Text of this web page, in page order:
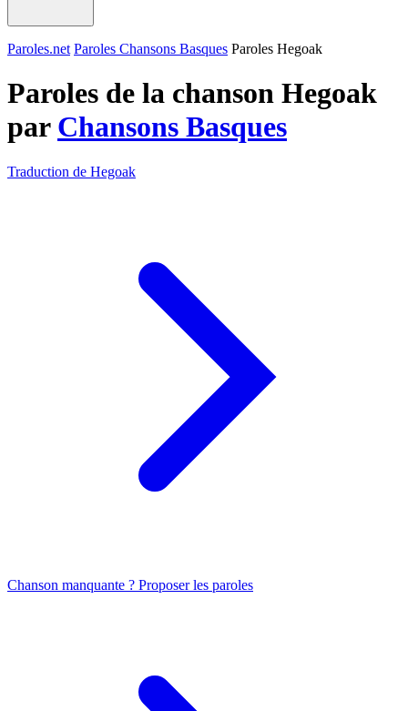
Paroles.net Paroles Chansons Basques Paroles Hegoak
Paroles de la chanson Hegoak
par Chansons Basques
Traduction de Hegoak
Chanson manquante ? Proposer les paroles